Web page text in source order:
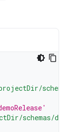
schemas/